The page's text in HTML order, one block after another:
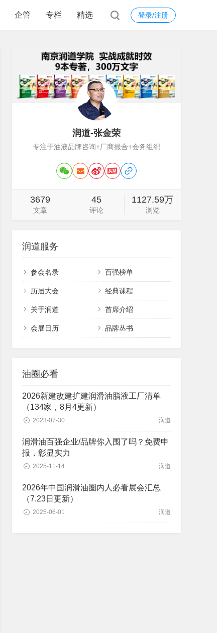
登录/注册
企管 专栏 精选
润道-张金荣
专注于油液品牌咨询+厂商撮合+会务组织
3679
文章
45
评论
1127.59万
浏览
润道服务
参会名录 百强榜单
历届大会 经典课程
关于润道 首席介绍
会展日历 品牌丛书
油圈必看
2026新建改建扩建润滑油脂液工厂清单
（134家，8月4更新）
2023-07-30 润道
润滑油百强企业/品牌你入围了吗？免费申
报，彰显实力
2025-11-14 润道
2026年中国润滑油圈内人必看展会汇总
（7.23日更新）
2025-06-01 润道